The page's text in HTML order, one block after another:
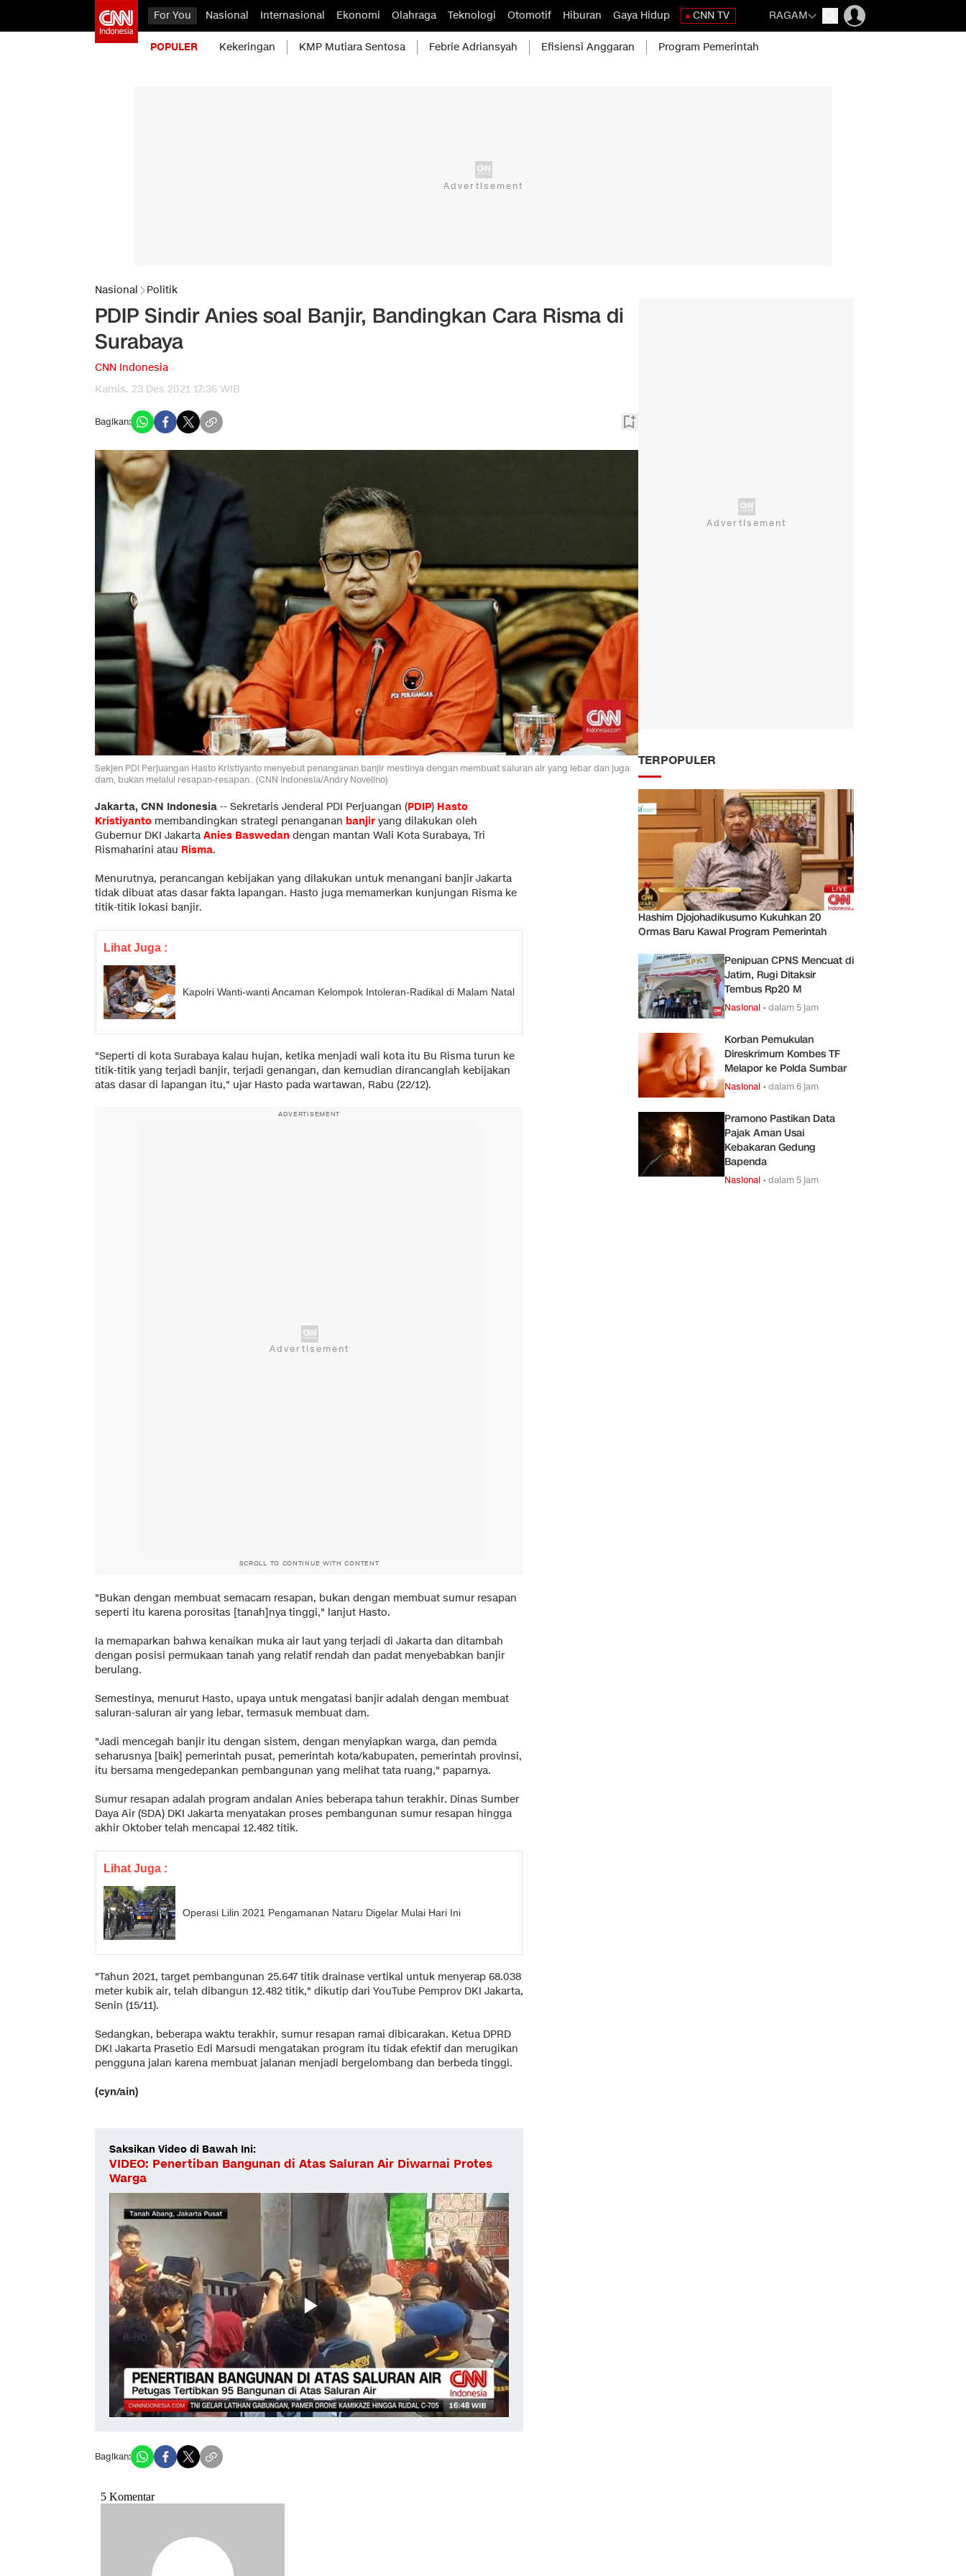
For You Nasional Internasional Ekonomi Olahraga Teknologi Otomotif Hiburan Gaya Hidup CNN TV RAGAM
POPULER Kekeringan KMP Mutiara Sentosa Febrie Adriansyah Efisiensi Anggaran Program Pemerintah
Nasional Politik
PDIP Sindir Anies soal Banjir, Bandingkan Cara Risma di
Surabaya
CNN Indonesia
Kamis, 23 Des 2021 17:36 WIB
Bagikan:
Sekjen PDI Perjuangan Hasto Kristiyanto menyebut penanganan banjir mestinya dengan membuat saluran air yang lebar dan juga
dam, bukan melalui resapan-resapan.. (CNN Indonesia/Andry Novelino)
Jakarta, CNN Indonesia -- Sekretaris Jenderal PDI Perjuangan (PDIP) Hasto
Kristiyanto membandingkan strategi penanganan banjir yang dilakukan oleh
Gubernur DKI Jakarta Anies Baswedan dengan mantan Wali Kota Surabaya, Tri
Rismaharini atau Risma.
Menurutnya, perancangan kebijakan yang dilakukan untuk menangani banjir Jakarta
tidak dibuat atas dasar fakta lapangan. Hasto juga memamerkan kunjungan Risma ke
titik-titik lokasi banjir.
Lihat Juga :
Kapolri Wanti-wanti Ancaman Kelompok Intoleran-Radikal di Malam Natal
"Seperti di kota Surabaya kalau hujan, ketika menjadi wali kota itu Bu Risma turun ke
titik-titik yang terjadi banjir, terjadi genangan, dan kemudian dirancanglah kebijakan
atas dasar di lapangan itu," ujar Hasto pada wartawan, Rabu (22/12).
ADVERTISEMENT
SCROLL TO CONTINUE WITH CONTENT
"Bukan dengan membuat semacam resapan, bukan dengan membuat sumur resapan
seperti itu karena porositas [tanah]nya tinggi," lanjut Hasto.
Ia memaparkan bahwa kenaikan muka air laut yang terjadi di Jakarta dan ditambah
dengan posisi permukaan tanah yang relatif rendah dan padat menyebabkan banjir
berulang.
Semestinya, menurut Hasto, upaya untuk mengatasi banjir adalah dengan membuat
saluran-saluran air yang lebar, termasuk membuat dam.
"Jadi mencegah banjir itu dengan sistem, dengan menyiapkan warga, dan pemda
seharusnya [baik] pemerintah pusat, pemerintah kota/kabupaten, pemerintah provinsi,
itu bersama mengedepankan pembangunan yang melihat tata ruang," paparnya.
Sumur resapan adalah program andalan Anies beberapa tahun terakhir. Dinas Sumber
Daya Air (SDA) DKI Jakarta menyatakan proses pembangunan sumur resapan hingga
akhir Oktober telah mencapai 12.482 titik.
Lihat Juga :
Operasi Lilin 2021 Pengamanan Nataru Digelar Mulai Hari Ini
"Tahun 2021, target pembangunan 25.647 titik drainase vertikal untuk menyerap 68.038
meter kubik air, telah dibangun 12.482 titik," dikutip dari YouTube Pemprov DKI Jakarta,
Senin (15/11).
Sedangkan, beberapa waktu terakhir, sumur resapan ramai dibicarakan. Ketua DPRD
DKI Jakarta Prasetio Edi Marsudi mengatakan program itu tidak efektif dan merugikan
pengguna jalan karena membuat jalanan menjadi bergelombang dan berbeda tinggi.
(cyn/ain)
Saksikan Video di Bawah Ini:
VIDEO: Penertiban Bangunan di Atas Saluran Air Diwarnai Protes
Warga
Bagikan:
TERPOPULER
Hashim Djojohadikusumo Kukuhkan 20
Ormas Baru Kawal Program Pemerintah
Penipuan CPNS Mencuat di
Jatim, Rugi Ditaksir
Tembus Rp20 M
Nasional •dalam 5 jam
Korban Pemukulan
Direskrimum Kombes TF
Melapor ke Polda Sumbar
Nasional •dalam 6 jam
Pramono Pastikan Data
Pajak Aman Usai
Kebakaran Gedung
Bapenda
Nasional •dalam 5 jam